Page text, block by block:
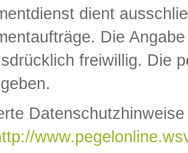
dient
Die
freiwillig. Die